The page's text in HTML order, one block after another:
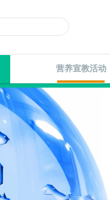
营养宣教活动